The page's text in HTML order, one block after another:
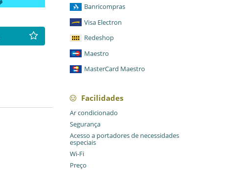
Banricompras
Visa Electron
Redeshop
Maestro
MasterCard Maestro
Facilidades
Ar condicionado
Segurança
Acesso a portadores de necessidades
especiais
Wi-Fi
Preço